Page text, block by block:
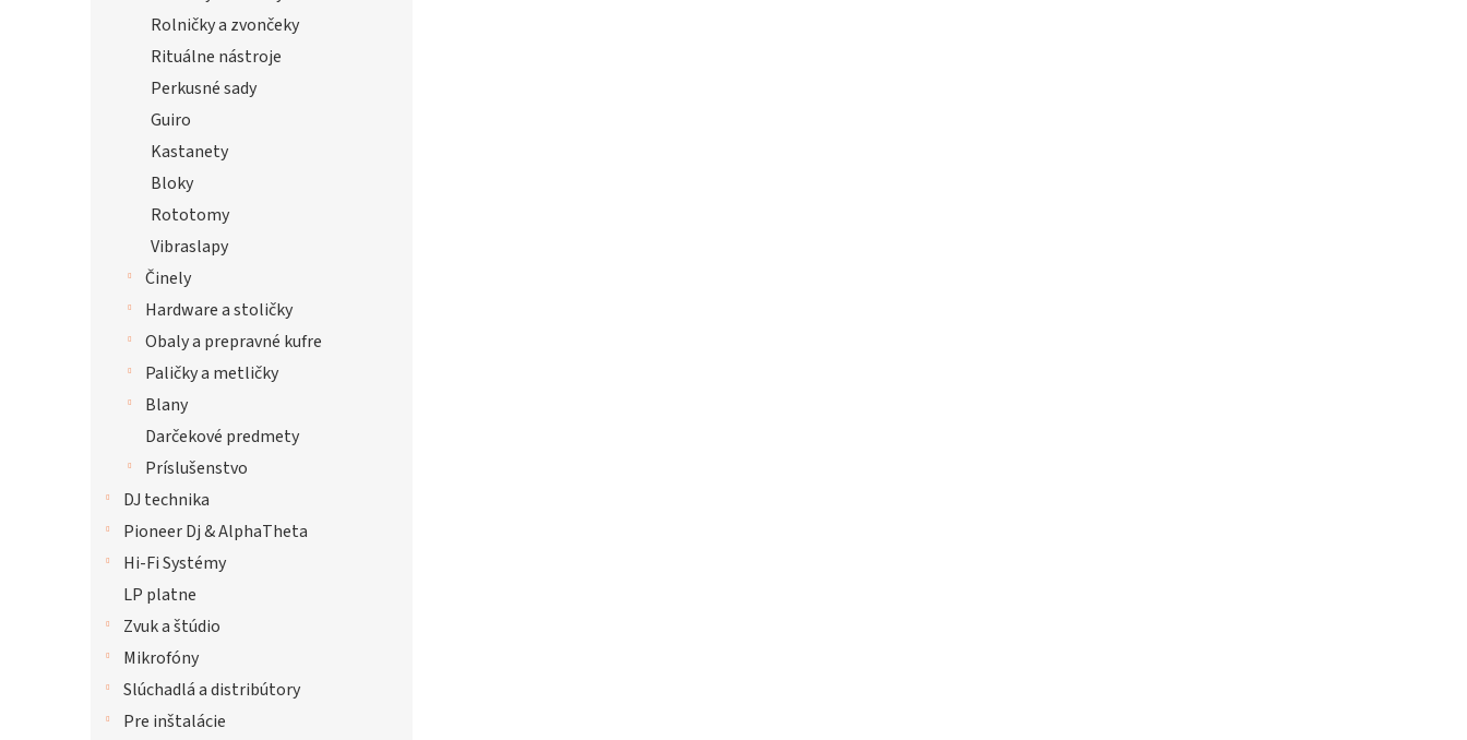
Rolničky a zvončeky
Rituálne nástroje
Perkusné sady
Guiro
Kastanety
Bloky
Rototomy
Vibraslapy
Činely
Hardware a stoličky
Obaly a prepravné kufre
Paličky a metličky
Blany
Darčekové predmety
Príslušenstvo
DJ technika
Pioneer Dj & AlphaTheta
Hi-Fi Systémy
LP platne
Zvuk a štúdio
Mikrofóny
Slúchadlá a distribútory
Pre inštalácie